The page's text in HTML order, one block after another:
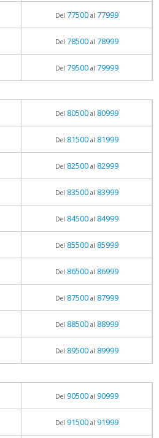
Del 77500al 77999
Del 78500al 78999
Del 79500al 79999
Del 80500al 80999
Del 81500al 81999
Del 82500al 82999
Del 83500al 83999
Del 84500al 84999
Del 85500al 85999
Del 86500al 86999
Del 87500al 87999
Del 88500al 88999
Del 89500al 89999
Del 90500al 90999
Del 91500al 91999